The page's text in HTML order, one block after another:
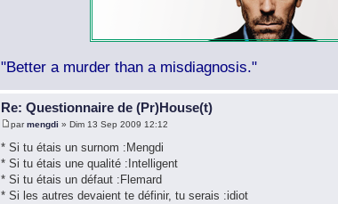
"Better a murder than a misdiagnosis."
Re: Questionnaire de (Pr)House(t)
parmengdi » Dim 13 Sep 2009 12:12
* Si tu étais un surnom :Mengdi
* Si tu étais une qualité :Intelligent
* Si tu étais un défaut :Flemard
* Si les autres devaient te définir, tu serais :idiot